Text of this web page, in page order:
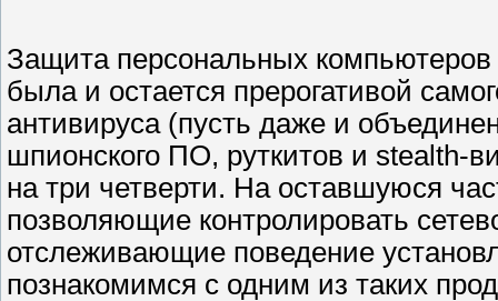
Защита персональных
была и остается прерогативой
антивируса (пусть даже и
шпионского ПО, руткитов и stealth-
на три четверти. На оставшуюся
позволяющие контролировать
отслеживающие поведение
познакомимся с одним из таких